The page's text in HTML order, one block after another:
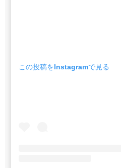
この投稿をInstagramで見る